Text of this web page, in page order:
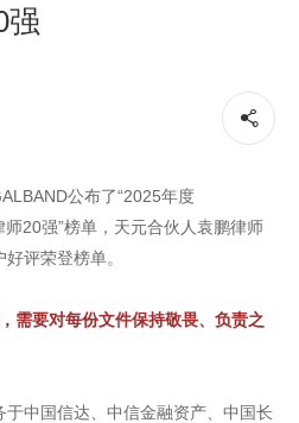
强
公布了“2025年度
20强”榜单，天元合伙人袁鹏律师
评荣登榜单。
需要对每份文件保持敬畏、负责之
于中国信达、中信金融资产、中国长